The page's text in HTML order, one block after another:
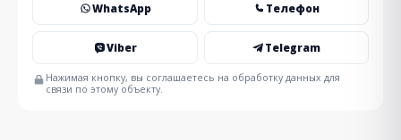
WhatsApp Телефон
Viber Telegram
Нажимая кнопку, вы соглашаетесь на обработку данных для
связи по этому объекту.